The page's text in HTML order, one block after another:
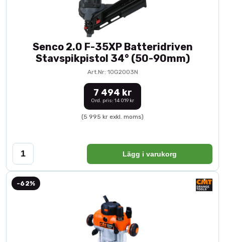
Senco 2.0 F-35XP Batteridriven
Stavspikpistol 34° (50-90mm)
Art.Nr: 10G2003N
7 494 kr
Ord. pris: 14 019 kr
(5 995 kr exkl. moms)
Lägg i varukorg
-62%